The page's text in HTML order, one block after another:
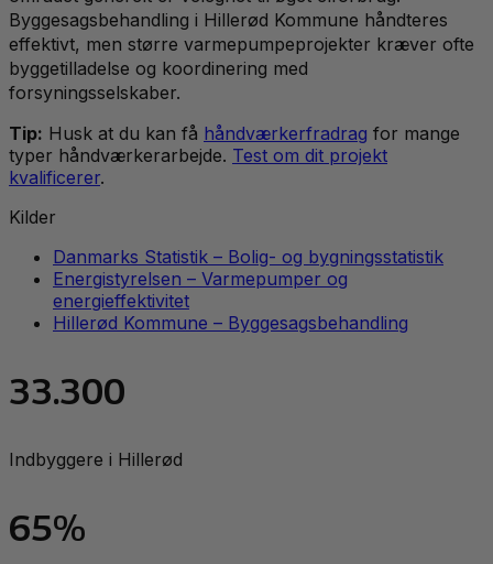
Byggesagsbehandling i Hillerød Kommune håndteres
effektivt, men større varmepumpeprojekter kræver ofte
byggetilladelse og koordinering med
forsyningsselskaber.
Tip: Husk at du kan få håndværkerfradrag for mange
typer håndværkerarbejde. Test om dit projekt
kvalificerer.
Kilder
Danmarks Statistik – Bolig- og bygningsstatistik
Energistyrelsen – Varmepumper og
energieffektivitet
Hillerød Kommune – Byggesagsbehandling
33.300
Indbyggere i Hillerød
65%